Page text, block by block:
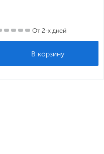
От 2-х дней